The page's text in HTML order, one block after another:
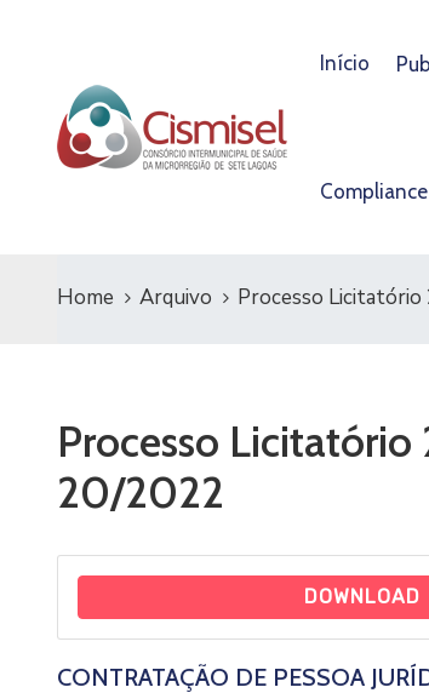
Início
Compliance
Home Arquivo Processo Licitatório
Processo
20/2022
DOWNLOAD
CONTRATAÇÃO DE PESSOA